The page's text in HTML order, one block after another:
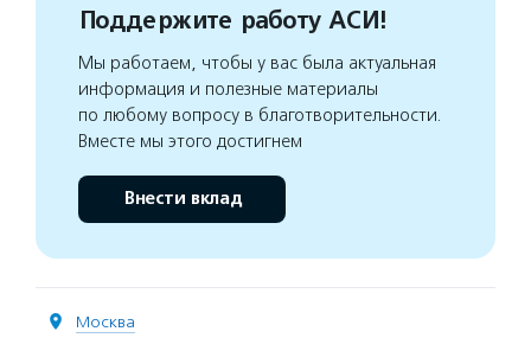
Поддержите работу АСИ!
Мы работаем, чтобы у вас была актуальная
информация и полезные материалы
по любому вопросу в благотворительности.
Вместе мы этого достигнем
Внести вклад
Москва